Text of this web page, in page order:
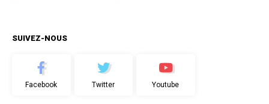
SUIVEZ-NOUS
Facebook Twitter Youtube